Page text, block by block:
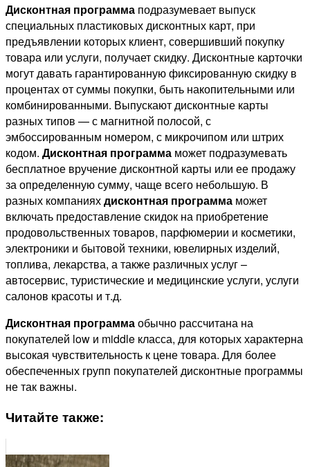
Дисконтная программа подразумевает выпуск
специальных пластиковых дисконтных карт, при
предъявлении которых клиент, совершивший покупку
товара или услуги, получает скидку. Дисконтные карточки
могут давать гарантированную фиксированную скидку в
процентах от суммы покупки, быть накопительными или
комбинированными. Выпускают дисконтные карты
разных типов — с магнитной полосой, с
эмбоссированным номером, с микрочипом или штрих
кодом. Дисконтная программа может подразумевать
бесплатное вручение дисконтной карты или ее продажу
за определенную сумму, чаще всего небольшую. В
разных компанияхдисконтная программа может
включать предоставление скидок на приобретение
продовольственных товаров, парфюмерии и косметики,
электроники и бытовой техники, ювелирных изделий,
топлива, лекарства, а также различных услуг –
автосервис, туристические и медицинские услуги, услуги
салонов красоты и т.д.
Дисконтная программаобычно рассчитана на
покупателей low и middle класса, для которых характерна
высокая чувствительность к цене товара. Для более
обеспеченных групп покупателей дисконтные программы
не так важны.
Читайте также: